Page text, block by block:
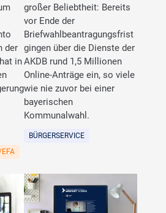
der
in
großer Beliebtheit: Bereits
vor Ende der
Briefwahlbeantragungsfrist
gingen über die Dienste der
AKDB rund 1,5 Millionen
Online-Anträge ein, so viele
wie nie zuvor bei einer
bayerischen
Kommunalwahl.
BÜRGERSERVICE